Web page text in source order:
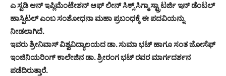
ಎ ಸ್ಟಡಿ ಆನ್‌ ಇಪ್ಲಿಮೆಂಟೇಶನ್‌ ಆಫ್‌ ಲೀನ್‌ ಸಿಕ್ಸ್‌ ಸಿಗ್ಮಾ ಸ್ಟ್ರಾಟರ್ಜಿ ಇನ್‌ ಡೆಂಟಲ್‌
ಹಾಸ್ಪಿಟಲ್‌ ಎಂಬ ಸಂಶೋಧನಾ ಮಹಾ ಪ್ರಬಂಧಕ್ಕೆ ಈ ಪದವಿಯನ್ನು
ನೀಡಲಾಗಿದೆ.
ಇವರು ಶ್ರೀನಿವಾಸ್‌ ವಿಶ್ವವಿದ್ಯಾಲಯದ ಡಾ. ಸುಮಾ ಭಟ್‌ ಹಾಗೂ ಸಂತ ಜೋಸೆಫ್‌
ಇಂಜಿನಿಯರಿಂಗ್‌ ಕಾಲೇಜಿನ ಡಾ. ಶ್ರೀರಂಗ ಭಟ್‌ ರವರ ಮಾರ್ಗದರ್ಶನ
ಪಡೆದಿರುತ್ತಾರೆ.